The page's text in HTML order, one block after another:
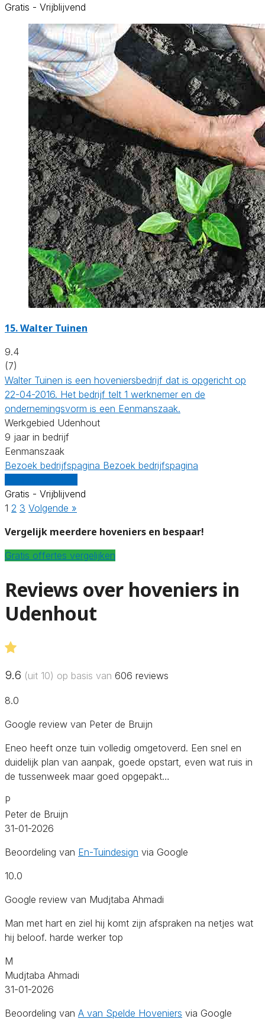
Gratis - Vrijblijvend
15.Walter Tuinen
9.4
(7)
Walter Tuinen is een hoveniersbedrijf dat is opgericht op
22-04-2016. Het bedrijf telt 1 werknemer en de
ondernemingsvorm is een Eenmanszaak.
Werkgebied Udenhout
9 jaar in bedrijf
Eenmanszaak
Bezoek bedrijfspagina Bezoek bedrijfspagina
Gratis - Vrijblijvend
1 2 3 Volgende »
Vergelijk meerdere hoveniers en bespaar!
Gratis offertes vergelijken
Reviews over hoveniers in
Udenhout
9.6 (uit 10) op basis van 606 reviews
8.0
Google review van Peter de Bruijn
Eneo heeft onze tuin volledig omgetoverd. Een snel en
duidelijk plan van aanpak, goede opstart, even wat ruis in
de tussenweek maar goed opgepakt…
P
Peter de Bruijn
31-01-2026
Beoordeling van En-Tuindesign via Google
10.0
Google review van Mudjtaba Ahmadi
Man met hart en ziel hij komt zijn afspraken na netjes wat
hij beloof. harde werker top
M
Mudjtaba Ahmadi
31-01-2026
Beoordeling van A van Spelde Hoveniers via Google